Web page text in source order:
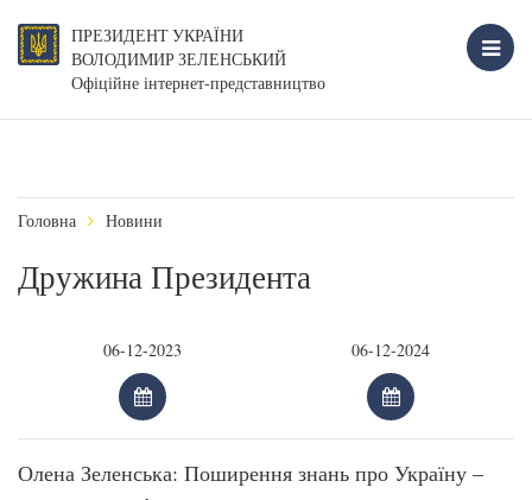
ПРЕЗИДЕНТ УКРАЇНИ
ВОЛОДИМИР ЗЕЛЕНСЬКИЙ
Офіційне інтернет-представництво
Головна Новини
Дружина Президента
Олена Зеленська: Поширення знань про Україну –